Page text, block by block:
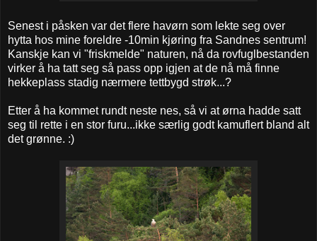
Senest i påsken var det flere havørn som lekte seg over
hytta hos mine foreldre -10min kjøring fra Sandnes sentrum!
Kanskje kan vi "friskmelde" naturen, nå da rovfuglbestanden
virker å ha tatt seg så pass opp igjen at de nå må finne
hekkeplass stadig nærmere tettbygd strøk...?
Etter å ha kommet rundt neste nes, så vi at ørna hadde satt
seg til rette i en stor furu...ikke særlig godt kamuflert bland alt
det grønne. :)